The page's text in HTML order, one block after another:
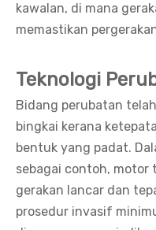
kawalan, di mana
memastikan
Teknologi
Bidang perubatan
bingkai kerana
bentuk yang padat.
sebagai contoh, motor
gerakan lancar dan
prosedur invasif